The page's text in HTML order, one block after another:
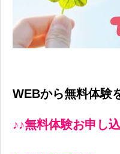
WEBから無料体験
♪♪無料体験お申し